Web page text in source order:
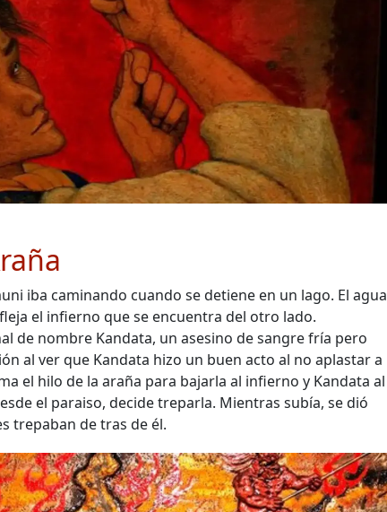
iba caminando cuando se detiene en un lago. El agua
el infierno que se encuentra del otro lado.
de nombre Kandata, un asesino de sangre fría pero
al ver que Kandata hizo un buen acto al no aplastar a
el hilo de la araña para bajarla al infierno y Kandata al
el paraiso, decide treparla. Mientras subía, se dió
trepaban de tras de él.